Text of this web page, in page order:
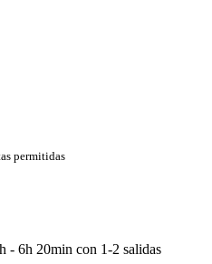
permitidas
- 6h 20min con 1-2 salidas